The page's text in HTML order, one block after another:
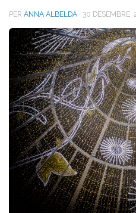
PER ANNA ALBELDA · 30 DESEMBRE,